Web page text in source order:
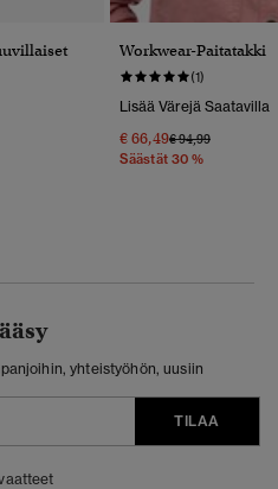
Workwear-Paitatakki
(1)
Lisää Värejä Saatavilla
€ 66,49Hinta Alennettu
€ 94,99Hintaan
Säästät 30 %
yhteistyöhön, uusiin
TILAA